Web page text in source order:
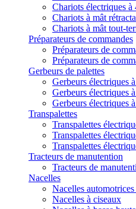
Chariots électriques à
Chariots à mât
Chariots à mât tout-
Préparateurs de commandes
Préparateurs de
Préparateurs de
Gerbeurs de palettes
Gerbeurs électriques
Gerbeurs électriques
Gerbeurs électriques
Transpalettes
Transpalettes
Transpalettes
Transpalettes
Tracteurs de manutention
Tracteurs de
Nacelles
Nacelles
Nacelles à ciseaux